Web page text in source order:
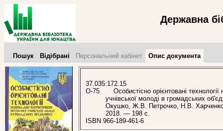
Державна
Пошук Відібрані Персональний кабінет Опис документа
37.035:172.15
О-75
Особистісно орієнтовані технології
учнівської молоді в громадських
Окушко, Ж.В. Петрочко, Н.В.
2018. — 198 с.
ISBN 966-189-461-6